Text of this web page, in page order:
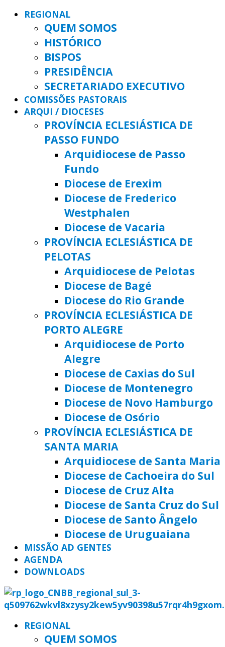
REGIONAL
QUEM SOMOS
HISTÓRICO
BISPOS
PRESIDÊNCIA
SECRETARIADO EXECUTIVO
COMISSÕES PASTORAIS
ARQUI / DIOCESES
PROVÍNCIA ECLESIÁSTICA DE
PASSO FUNDO
Arquidiocese de Passo
Fundo
Diocese de Erexim
Diocese de Frederico
Westphalen
Diocese de Vacaria
PROVÍNCIA ECLESIÁSTICA DE
PELOTAS
Arquidiocese de Pelotas
Diocese de Bagé
Diocese do Rio Grande
PROVÍNCIA ECLESIÁSTICA DE
PORTO ALEGRE
Arquidiocese de Porto
Alegre
Diocese de Caxias do Sul
Diocese de Montenegro
Diocese de Novo Hamburgo
Diocese de Osório
PROVÍNCIA ECLESIÁSTICA DE
SANTA MARIA
Arquidiocese de Santa Maria
Diocese de Cachoeira do Sul
Diocese de Cruz Alta
Diocese de Santa Cruz do Sul
Diocese de Santo Ângelo
Diocese de Uruguaiana
MISSÃO AD GENTES
AGENDA
DOWNLOADS
REGIONAL
QUEM SOMOS